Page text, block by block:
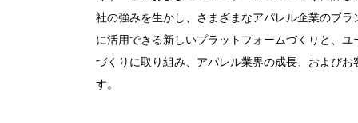
社の強みを生かし、さまざまなアパレル企業のブ
に活用できる新しいプラットフォームづくりと、
づくりに取り組み、アパレル業界の成長、および
す。